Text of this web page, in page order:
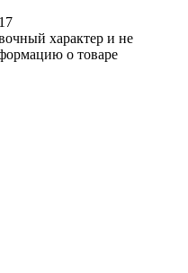
характер и не
о товаре